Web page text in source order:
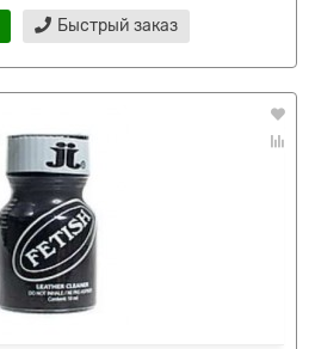
Быстрый заказ